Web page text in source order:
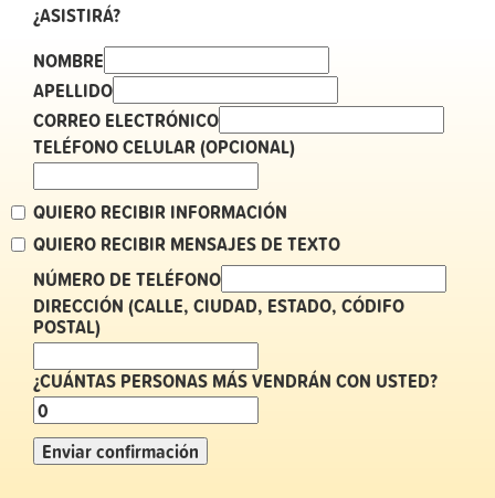
¿ASISTIRÁ?
NOMBRE
APELLIDO
CORREO ELECTRÓNICO
TELÉFONO CELULAR (OPCIONAL)
QUIERO RECIBIR INFORMACIÓN
QUIERO RECIBIR MENSAJES DE TEXTO
NÚMERO DE TELÉFONO
DIRECCIÓN (CALLE, CIUDAD, ESTADO, CÓDIFO
POSTAL)
¿CUÁNTAS PERSONAS MÁS VENDRÁN CON USTED?